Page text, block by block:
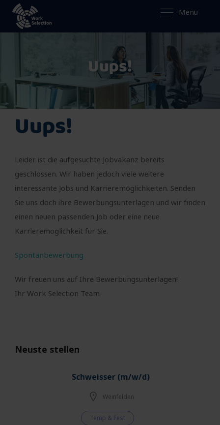
Menu
Uups!
Uups!
Leider ist die aufgesuchte Jobvakanz bereits
geschlossen. Wir haben jedoch viele weitere
interessante Jobs und Karrieremöglichkeiten. Senden
Sie uns doch ihre Bewerbungsunterlagen und wir finden
einen neuen passenden Job oder eine neue
Karrieremöglichkeit für Sie.
Spontanbewerbung
Wir freuen uns auf Ihre Bewerbungsunterlagen!
Ihr Work Selection Team
Neuste stellen
Schweisser (m/w/d)
Weinfelden
Temp & Fest